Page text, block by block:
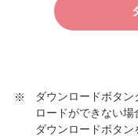
ダウンロードボタ
ロードができない場
ダウンロードボタン